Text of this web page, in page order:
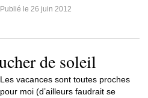
Publié le 26 juin 2012
de soleil
Les vacances sont toutes proches
pour moi (d’ailleurs faudrait se